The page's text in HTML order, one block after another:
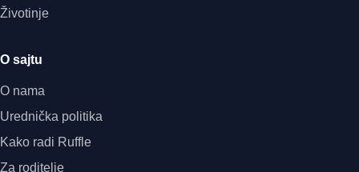
Životinje
O sajtu
O nama
Urednička politika
Kako radi Ruffle
Za roditelje